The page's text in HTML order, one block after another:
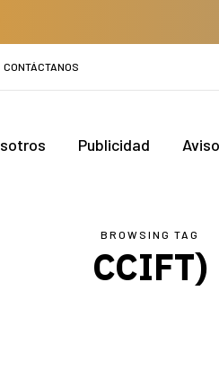
CONTÁCTANOS
Publicidad
BROWSING TAG
CCIFT)